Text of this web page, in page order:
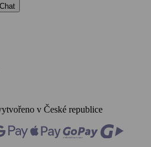
Chat
v České republice